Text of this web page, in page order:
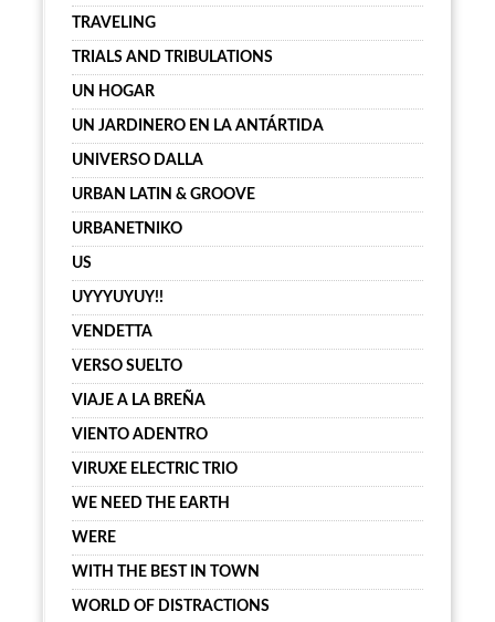
TRAVELING
TRIALS AND TRIBULATIONS
UN HOGAR
UN JARDINERO EN LA ANTÁRTIDA
UNIVERSO DALLA
URBAN LATIN & GROOVE
URBANETNIKO
US
UYYYUYUY!!
VENDETTA
VERSO SUELTO
VIAJE A LA BREÑA
VIENTO ADENTRO
VIRUXE ELECTRIC TRIO
WE NEED THE EARTH
WERE
WITH THE BEST IN TOWN
WORLD OF DISTRACTIONS